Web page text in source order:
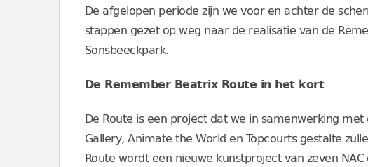
De afgelopen periode zijn we voor en achter de
stappen gezet op weg naar de realisatie van de
Sonsbeeckpark.
De Remember Beatrix Route in het kort
De Route is een project dat we in samenwerking
Gallery, Animate the World en Topcourts gestalte
Route wordt een nieuwe kunstproject van zeven